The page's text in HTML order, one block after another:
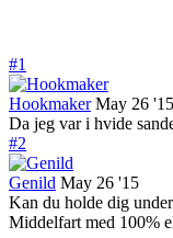
#1
Hookmaker May 26 '15
Da jeg var i hvide
#2
Genild May 26 '15
Kan du holde dig
Middelfart med 100%